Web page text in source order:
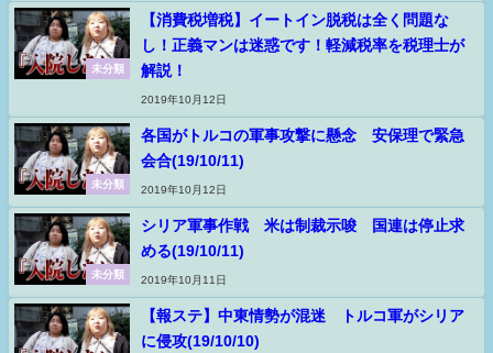
未分類
【消費税増税】イートイン脱税は全く問題な
し！正義マンは迷惑です！軽減税率を税理士が
解説！
2019年10月12日
未分類
各国がトルコの軍事攻撃に懸念 安保理で緊急
会合(19/10/11)
2019年10月12日
未分類
シリア軍事作戦 米は制裁示唆 国連は停止求
める(19/10/11)
2019年10月11日
【報ステ】中東情勢が混迷 トルコ軍がシリア
に侵攻(19/10/10)